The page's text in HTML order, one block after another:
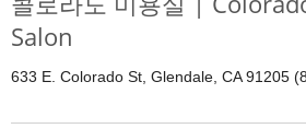
Salon
633 E. Colorado St, Glendale, CA 91205